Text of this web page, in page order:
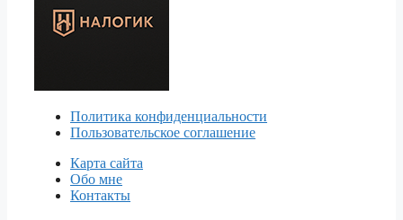
Политика конфиденциальности
Пользовательское соглашение
Карта сайта
Обо мне
Контакты